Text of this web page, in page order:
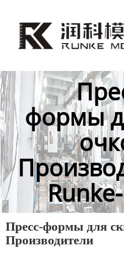
Продукция
Контакты
формы
Пресс-формы для
Производители